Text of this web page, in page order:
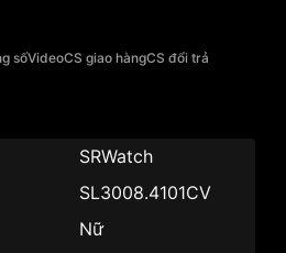
sốVideoCS giao hàngCS đổi trả
SRWatch
SL3008.4101CV
Nữ